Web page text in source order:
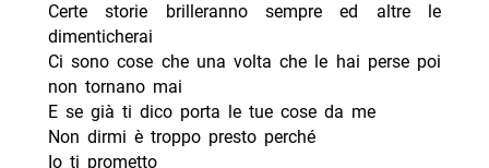
Certe storie brilleranno sempre ed altre le
dimenticherai
Ci sono cose che una volta che le hai perse poi
non tornano mai
E se già ti dico porta le tue cose da me
Non dirmi è troppo presto perché
Io ti prometto